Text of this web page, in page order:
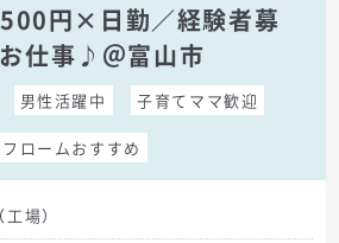
円×日勤／経験者募
お仕事♪＠富山市
男性活躍中 子育てママ歓迎
フロームおすすめ
場）